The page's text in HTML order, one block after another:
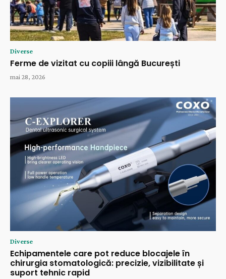
Diverse
Ferme de vizitat cu copiii lângă București
mai 28, 2026
Diverse
Echipamentele care pot reduce blocajele în
chirurgia stomatologică: precizie, vizibilitate și
suport tehnic rapid